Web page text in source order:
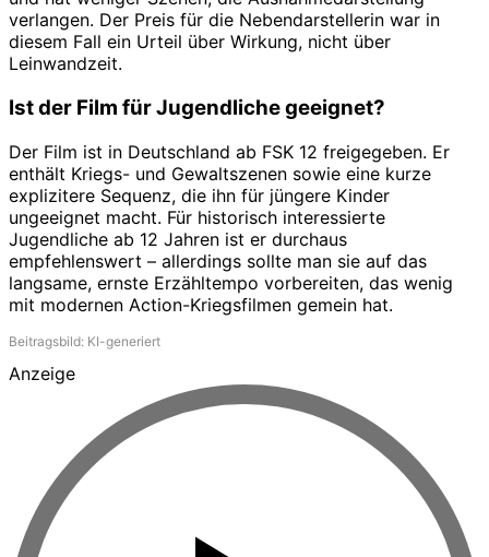
verlangen. Der Preis für die Nebendarstellerin war in
diesem Fall ein Urteil über Wirkung, nicht über
Leinwandzeit.
Ist der Film für Jugendliche geeignet?
Der Film ist in Deutschland ab FSK 12 freigegeben. Er
enthält Kriegs- und Gewaltszenen sowie eine kurze
explizitere Sequenz, die ihn für jüngere Kinder
ungeeignet macht. Für historisch interessierte
Jugendliche ab 12 Jahren ist er durchaus
empfehlenswert – allerdings sollte man sie auf das
langsame, ernste Erzähltempo vorbereiten, das wenig
mit modernen Action-Kriegsfilmen gemein hat.
Beitragsbild: KI-generiert
Anzeige